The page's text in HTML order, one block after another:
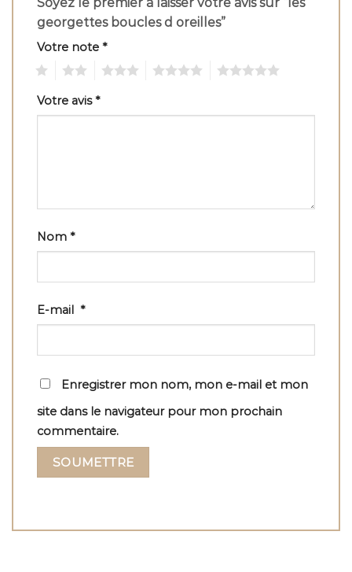
georgettes boucles d oreilles”
Votre note *
Votre avis*
Nom *
E-mail *
Enregistrer mon nom, mon e-mail et mon
site dans le navigateur pour mon prochain
commentaire.